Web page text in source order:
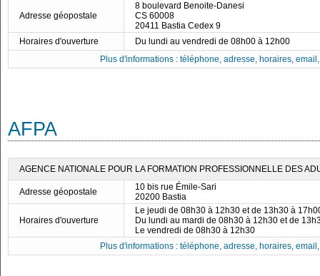
Adresse géopostale
8 boulevard Benoite-Danesi
CS 60008
20411 Bastia Cedex 9
Horaires d'ouverture
Du lundi au vendredi de 08h00 à 12h00
Plus d'informations : téléphone, adresse, horaires,
AFPA
AGENCE NATIONALE POUR LA FORMATION PROFESSIONNELLE DES
Adresse géopostale
10 bis rue Émile-Sari
20200 Bastia
Horaires d'ouverture
Le jeudi de 08h30 à 12h30 et de 13h30 à
Du lundi au mardi de 08h30 à 12h30 et de
Le vendredi de 08h30 à 12h30
Plus d'informations : téléphone, adresse, horaires,